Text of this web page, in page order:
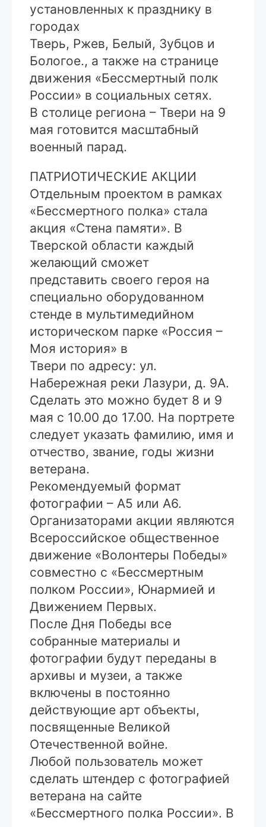
установленных к празднику в
городах
Тверь, Ржев, Белый, Зубцов и
Бологое., а также на странице
движения «Бессмертный полк
России» в социальных сетях.
В столице региона – Твери на 9
мая готовится масштабный
военный парад.
ПАТРИОТИЧЕСКИЕ АКЦИИ
Отдельным проектом в рамках
«Бессмертного полка» стала
акция «Стена памяти». В
Тверской области каждый
желающий сможет
представить своего героя на
специально оборудованном
стенде в мультимедийном
историческом парке «Россия –
Моя история» в
Твери по адресу: ул.
Набережная реки Лазури, д. 9А.
Сделать это можно будет 8 и 9
мая с 10.00 до 17.00. На портрете
следует указать фамилию, имя и
отчество, звание, годы жизни
ветерана.
Рекомендуемый формат
фотографии – А5 или А6.
Организаторами акции являются
Всероссийское общественное
движение «Волонтеры Победы»
совместно с «Бессмертным
полком России», Юнармией и
Движением Первых.
После Дня Победы все
собранные материалы и
фотографии будут переданы в
архивы и музеи, а также
включены в постоянно
действующие арт объекты,
посвященные Великой
Отечественной войне.
Любой пользователь может
сделать штендер с фотографией
ветерана на сайте
«Бессмертного полка России». В